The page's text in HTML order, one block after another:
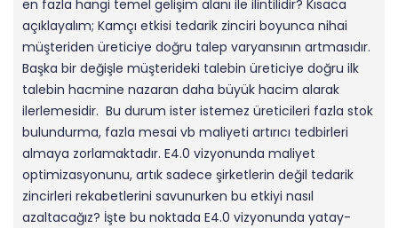
en fazla hangi temel gelişim alanı ile ilintilidir? Kısaca
açıklayalım; Kamçı etkisi tedarik zinciri boyunca nihai
müşteriden üreticiye doğru talep varyansının artmasıdır.
Başka bir değişle müşterideki talebin üreticiye doğru ilk
talebin hacmine nazaran daha büyük hacim alarak
ilerlemesidir. Bu durum ister istemez üreticileri fazla stok
bulundurma, fazla mesai vb maliyeti artırıcı tedbirleri
almaya zorlamaktadır. E4.0 vizyonunda maliyet
optimizasyonunu, artık sadece şirketlerin değil tedarik
zincirleri rekabetlerini savunurken bu etkiyi nasıl
azaltacağız? İşte bu noktada E4.0 vizyonunda yatay-